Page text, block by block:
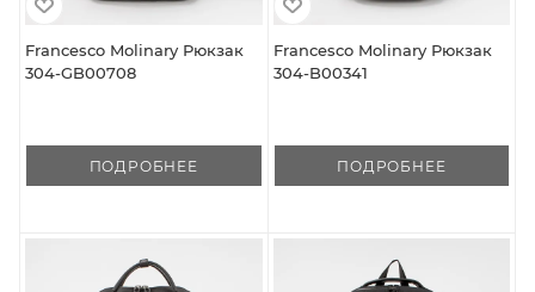
Francesco Molinary Рюкзак
304-GB00708
ПОДРОБНЕЕ
Francesco Molinary Рюкзак
304-B00341
ПОДРОБНЕЕ